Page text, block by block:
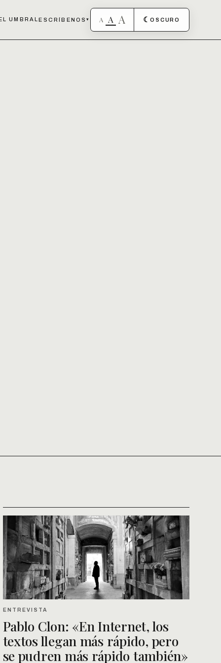
UMBRALESCRÍBENOS▾ A A A ☾OSCURO
ENTREVISTA
Pablo Clon: «En Internet, los
textos llegan más rápido, pero
se pudren más rápido también»